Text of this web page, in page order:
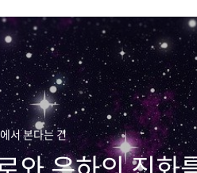
서 본다는 건